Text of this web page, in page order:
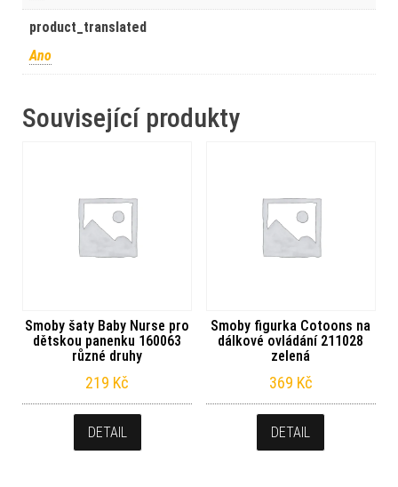
product_translated
Ano
Související produkty
Smoby šaty Baby Nurse pro
dětskou panenku 160063
různé druhy
219 Kč
DETAIL
Smoby figurka Cotoons na
dálkové ovládání 211028
zelená
369 Kč
DETAIL